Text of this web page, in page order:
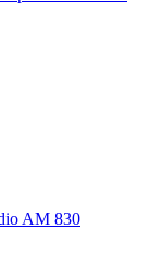
AM 830